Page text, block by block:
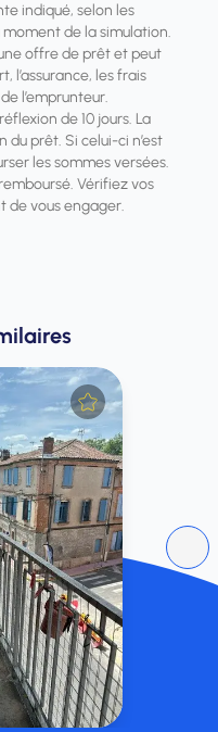
indiqué, selon les
de la simulation.
offre de prêt et peut
l’assurance, les frais
l’emprunteur.
de 10 jours. La
du prêt. Si celui-ci n’est
les sommes versées.
Vérifiez vos
de vous engager.